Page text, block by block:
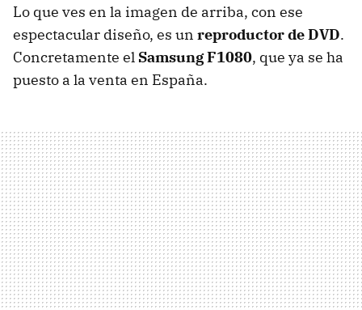
Lo que ves en la imagen de arriba, con ese
espectacular diseño, es un reproductor de DVD.
Concretamente el Samsung F1080, que ya se ha
puesto a la venta en España.